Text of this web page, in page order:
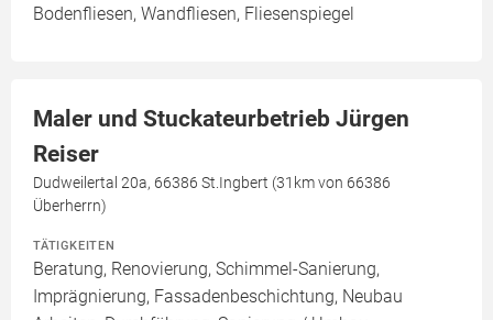
Bodenfliesen, Wandfliesen, Fliesenspiegel
Maler und Stuckateurbetrieb Jürgen
Reiser
Dudweilertal 20a, 66386 St.Ingbert (31km von 66386
Überherrn)
TÄTIGKEITEN
Beratung, Renovierung, Schimmel-Sanierung,
Imprägnierung, Fassadenbeschichtung, Neubau